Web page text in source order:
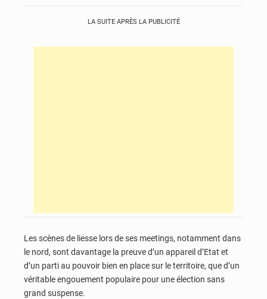
LA SUITE APRÈS LA PUBLICITÉ
Les scènes de liesse lors de ses meetings, notamment dans
le nord, sont davantage la preuve d’un appareil d’Etat et
d’un parti au pouvoir bien en place sur le territoire, que d’un
véritable engouement populaire pour une élection sans
grand suspense.